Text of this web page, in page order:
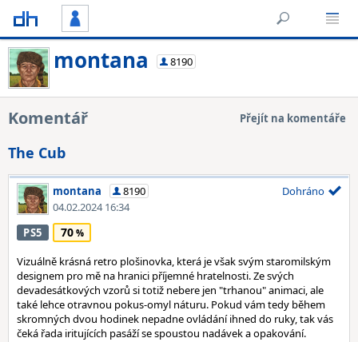
montana 8190
Komentář Přejít na komentáře
The Cub
montana
8190
04.02.2024 16:34
Dohráno
PS5 70
Vizuálně krásná retro plošinovka, která je však svým staromilským
designem pro mě na hranici příjemné hratelnosti. Ze svých
devadesátkových vzorů si totiž nebere jen "trhanou" animaci, ale
také lehce otravnou pokus-omyl náturu. Pokud vám tedy během
skromných dvou hodinek nepadne ovládání ihned do ruky, tak vás
čeká řada iritujících pasáží se spoustou nadávek a opakování.